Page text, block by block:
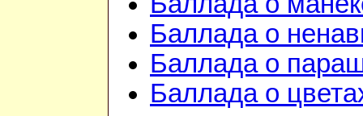
Баллада о
Баллада о
Баллада о